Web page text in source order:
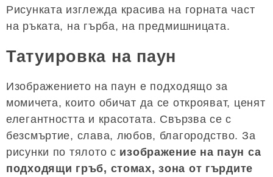
Рисунката изглежда красива на горната част
на ръката, на гърба, на предмишницата.
Татуировка на паун
Изображението на паун е подходящо за
момичета, които обичат да се открояват, ценят
елегантността и красотата. Свързва се с
безсмъртие, слава, любов, благородство. За
рисунки по тялото с изображение на паун са
подходящи гръб, стомах, зона от гърдите